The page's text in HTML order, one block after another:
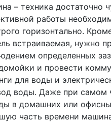
– техника достаточно
работы
горизонтально.
встраиваемая, нужно
определенных
и провести
для воды и
воды. Даже при самом
в домашних или
часть времени